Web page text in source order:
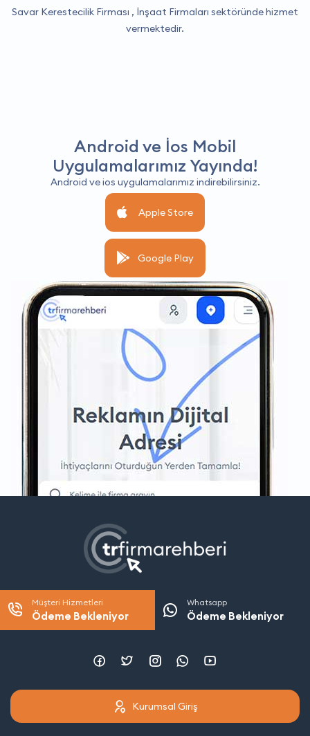
Savar Kerestecilik Firması , İnşaat Firmaları sektöründe hizmet
vermektedir.
Android ve İos Mobil
Uygulamalarımız Yayında!
Android ve ios uygulamalarımız indirebilirsiniz.
Apple Store
Google Play
Müşteri Hizmetleri
Ödeme Bekleniyor
Whatsapp
Ödeme Bekleniyor
Kurumsal Giriş